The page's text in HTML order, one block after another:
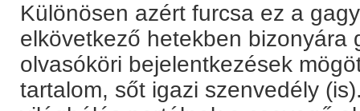
Különösen azért furcsa ez a
elkövetkező hetekben bizonyára
olvasóköri bejelentkezések
tartalom, sőt igazi szenvedély